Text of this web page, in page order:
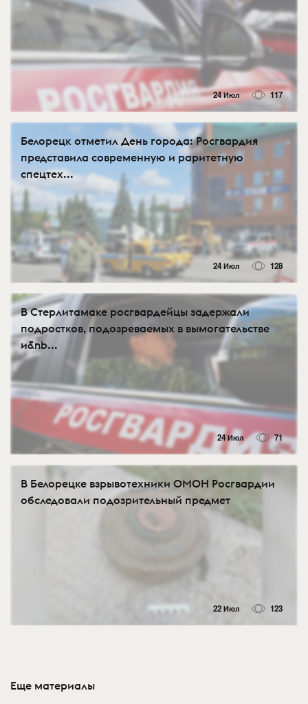
24 Июл 117
Белорецк отметил День города: Росгвардия
представила современную и раритетную
спецтех...
24 Июл 128
В Стерлитамаке росгвардейцы задержали
подростков, подозреваемых в вымогательстве
и&nb...
24 Июл 71
В Белорецке взрывотехники ОМОН Росгвардии
обследовали подозрительный предмет
22 Июл 123
Еще материалы